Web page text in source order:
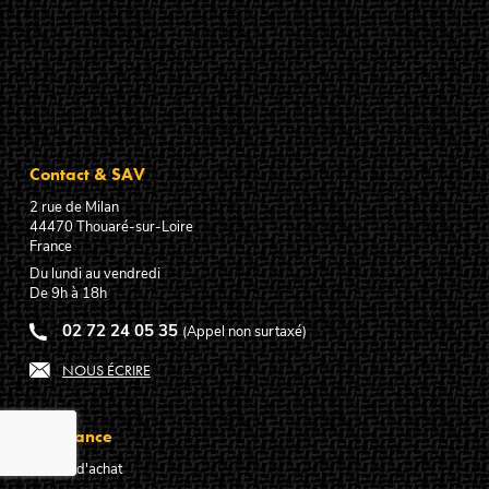
Contact & SAV
2 rue de Milan
44470Thouaré-sur-Loire
France
Du lundi au vendredi
De 9h à 18h
02 72 24 05 35 (Appel non surtaxé)
NOUS ÉCRIRE
Assistance
Guides d'achat